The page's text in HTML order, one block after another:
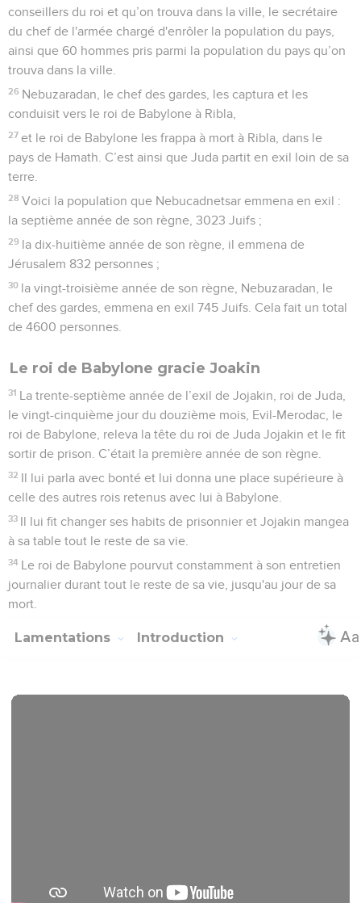
conseillers du roi et qu’on trouva dans la ville, le secrétaire
du chef de l'armée chargé d'enrôler la population du pays,
ainsi que 60 hommes pris parmi la population du pays qu’on
trouva dans la ville.
26 Nebuzaradan, le chef des gardes, les captura et les
conduisit vers le roi de Babylone à Ribla,
27 et le roi de Babylone les frappa à mort à Ribla, dans le
pays de Hamath. C’est ainsi que Juda partit en exil loin de sa
terre.
28 Voici la population que Nebucadnetsar emmena en exil :
la septième année de son règne, 3023 Juifs ;
29 la dix-huitième année de son règne, il emmena de
Jérusalem 832 personnes ;
30 la vingt-troisième année de son règne, Nebuzaradan, le
chef des gardes, emmena en exil 745 Juifs. Cela fait un total
de 4600 personnes.
Le roi de Babylone gracie Joakin
31 La trente-septième année de l’exil de Jojakin, roi de Juda,
le vingt-cinquième jour du douzième mois, Evil-Merodac, le
roi de Babylone, releva la tête du roi de Juda Jojakin et le fit
sortir de prison. C’était la première année de son règne.
32 Il lui parla avec bonté et lui donna une place supérieure à
celle des autres rois retenus avec lui à Babylone.
33 Il lui fit changer ses habits de prisonnier et Jojakin mangea
à sa table tout le reste de sa vie.
34 Le roi de Babylone pourvut constamment à son entretien
journalier durant tout le reste de sa vie, jusqu'au jour de sa
mort.
Lamentations Introduction